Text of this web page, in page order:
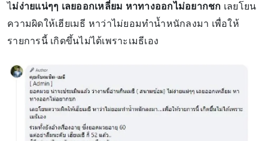
ไม่ง่ายแน่ๆๆ เลยออกเหลี่ยม หาทางออกไม่อยากชก เลยโยน
ความผิดให้เฮียเมธี หาว่าไม่ยอมทำน้ำหนักลงมา เพื่อให้
รายการนี้ เกิดขึ้นไม่ได้เพราะเมธีเอง